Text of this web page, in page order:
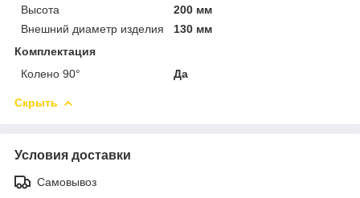
Высота
200 мм
Внешний диаметр изделия
130 мм
Комплектация
Колено 90°
Да
Скрыть
Условия доставки
Самовывоз